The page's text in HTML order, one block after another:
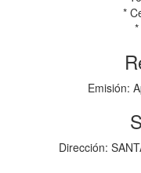
*
Emisión:
Dirección: